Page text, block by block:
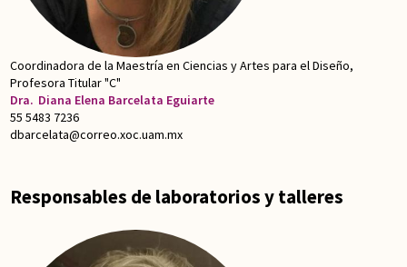
Coordinadora de la Maestría en Ciencias y Artes para el Diseño,
Profesora Titular "C"
Dra. Diana Elena Barcelata Eguiarte
55 5483 7236
dbarcelata@correo.xoc.uam.mx
Responsables de laboratorios y talleres